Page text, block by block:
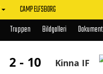
CAMP ELFSBORG
Truppen Bildgalleri Dokument
2 - 10 Kinna IF